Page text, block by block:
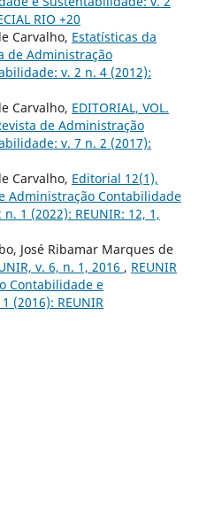
RIO +20
Carvalho, Estatísticas da
de Administração
v. 2 n. 4 (2012):
Carvalho, EDITORIAL, VOL.
de Administração
v. 7 n. 2 (2017):
Carvalho, Editorial 12(1),
Administração Contabilidade
1 (2022): REUNIR: 12, 1,
José Ribamar Marques de
v. 6, n. 1, 2016 , REUNIR
Contabilidade e
(2016): REUNIR